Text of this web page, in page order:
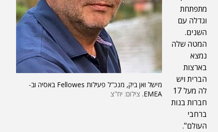
מישל ואן ביק, מנכ"ל פעילות Fellowes באסיה וב-
EMEA. צילום: יח"צ
מתפתחת
וגדלה עם
השנים.
המטה שלה
נמצא
בארצות
הברית ויש
לה מעל 17
חברות בנות
ברחבי
העולם".